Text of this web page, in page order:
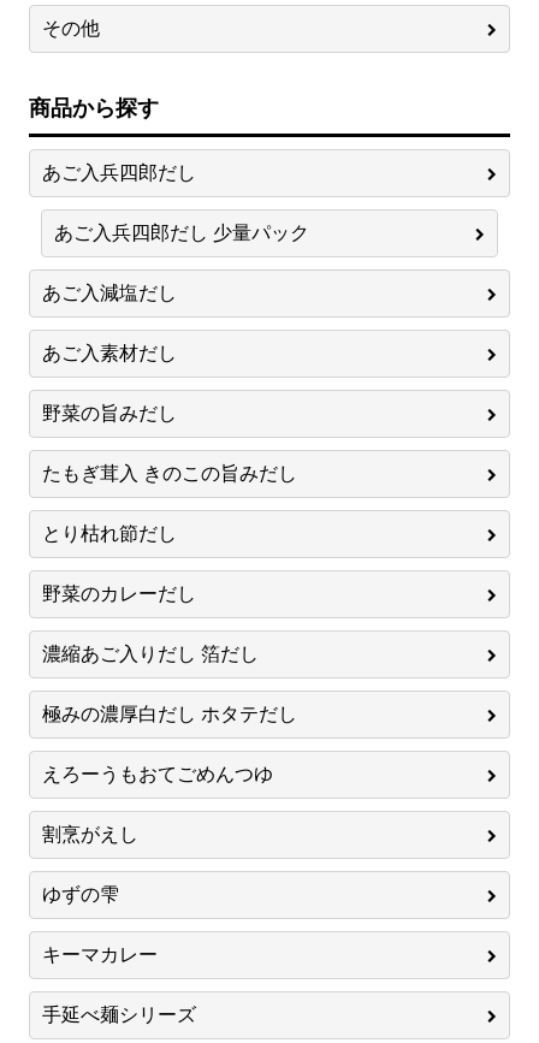
その他
商品から探す
あご入兵四郎だし
あご入兵四郎だし 少量パック
あご入減塩だし
あご入素材だし
野菜の旨みだし
たもぎ茸入 きのこの旨みだし
とり枯れ節だし
野菜のカレーだし
濃縮あご入りだし 箔だし
極みの濃厚白だし ホタテだし
えろーうもおてごめんつゆ
割烹がえし
ゆずの雫
キーマカレー
手延べ麺シリーズ